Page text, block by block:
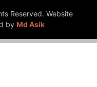
Reserved. Website
by Md Asik